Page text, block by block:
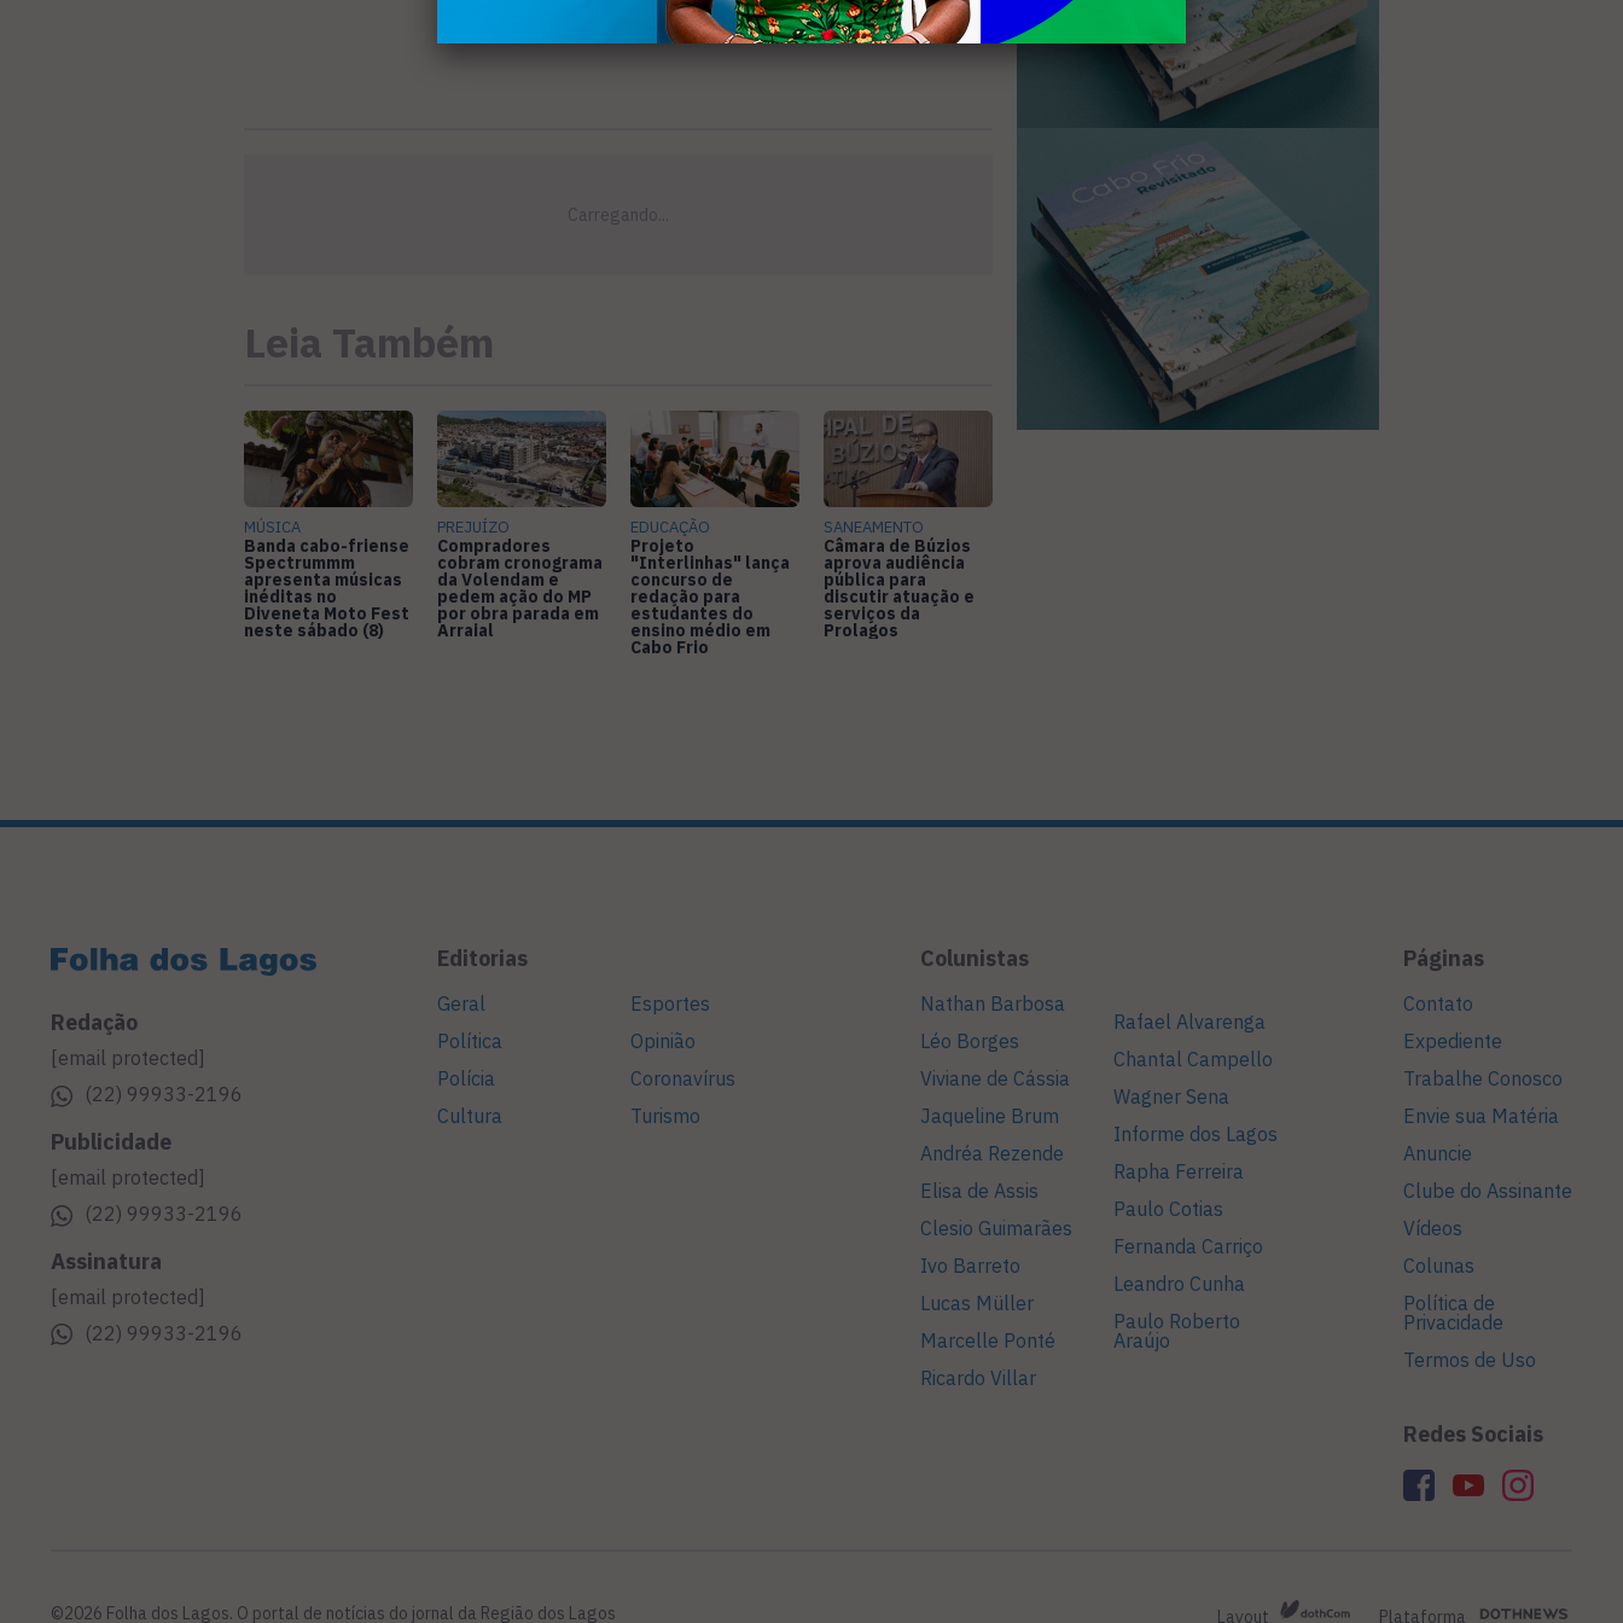
Leia Também
MÚSICA
Banda cabo-friense
Spectrummm
apresenta músicas
inéditas no
Diveneta Moto Fest
neste sábado (8)
PREJUÍZO
Compradores
cobram cronograma
da Volendam e
pedem ação do MP
por obra parada em
Arraial
EDUCAÇÃO
Projeto
"Interlinhas" lança
concurso de
redação para
estudantes do
ensino médio em
Cabo Frio
SANEAMENTO
Câmara de Búzios
aprova audiência
pública para
discutir atuação e
serviços da
Prolagos
Redação
[email protected]
(22) 99933-2196
Publicidade
[email protected]
(22) 99933-2196
Assinatura
[email protected]
(22) 99933-2196
Editorias
Geral
Política
Polícia
Cultura
Esportes
Opinião
Coronavírus
Turismo
Colunistas
Nathan Barbosa
Léo Borges
Viviane de Cássia
Jaqueline Brum
Andréa Rezende
Elisa de Assis
Clesio Guimarães
Ivo Barreto
Lucas Müller
Marcelle Ponté
Ricardo Villar
Rafael Alvarenga
Chantal Campello
Wagner Sena
Informe dos Lagos
Rapha Ferreira
Paulo Cotias
Fernanda Carriço
Leandro Cunha
Paulo Roberto
Araújo
Páginas
Contato
Expediente
Trabalhe Conosco
Envie sua Matéria
Anuncie
Clube do Assinante
Vídeos
Colunas
Política de
Privacidade
Termos de Uso
Redes Sociais
©2026 Folha dos Lagos. O portal de notícias do jornal da Região dos Lagos Layout Plataforma